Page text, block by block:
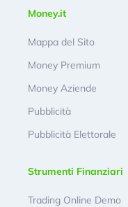
Money.it
Mappa del Sito
Money Premium
Money Aziende
Pubblicità
Pubblicità Elettorale
Strumenti Finanziari
Trading Online Demo